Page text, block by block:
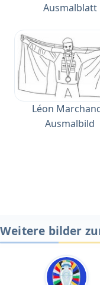
Ausmalblatt
Léon
Ausmalbild
Weitere bilder